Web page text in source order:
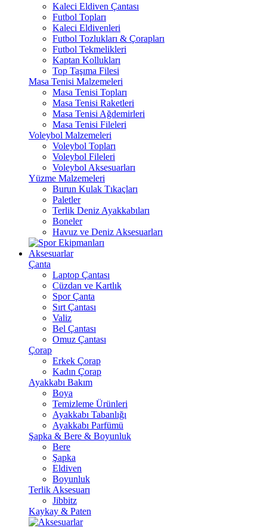
Kaleci Eldiven Çantası
Futbol Topları
Kaleci Eldivenleri
Futbol Tozlukları & Çorapları
Futbol Tekmelikleri
Kaptan Kollukları
Top Taşıma Filesi
Masa Tenisi Malzemeleri
Masa Tenisi Topları
Masa Tenisi Raketleri
Masa Tenisi Ağdemirleri
Masa Tenisi Fileleri
Voleybol Malzemeleri
Voleybol Topları
Voleybol Fileleri
Voleybol Aksesuarları
Yüzme Malzemeleri
Burun Kulak Tıkaçları
Paletler
Terlik Deniz Ayakkabıları
Boneler
Havuz ve Deniz Aksesuarları
Aksesuarlar
Çanta
Laptop Çantası
Cüzdan ve Kartlık
Spor Çanta
Sırt Çantası
Valiz
Bel Çantası
Omuz Çantası
Çorap
Erkek Çorap
Kadın Çorap
Ayakkabı Bakım
Boya
Temizleme Ürünleri
Ayakkabı Tabanlığı
Ayakkabı Parfümü
Şapka & Bere & Boyunluk
Bere
Şapka
Eldiven
Boyunluk
Terlik Aksesuarı
Jibbitz
Kaykay & Paten